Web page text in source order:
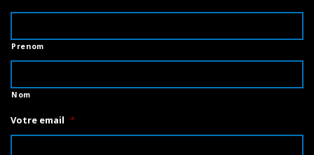
Prenom
Nom
Votre email *